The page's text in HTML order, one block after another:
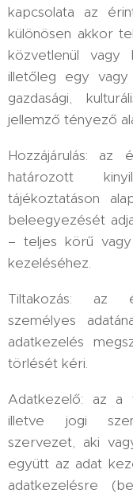
kapcsolata az
különösen akkor
közvetlenül
illetőleg egy vagy
gazdasági,
jellemző tényező
Hozzájárulás: az
határozott
tájékoztatáson
beleegyezését
– teljes körű
kezeléséhez.
Tiltakozás: az
személyes
adatkezelés
törlését kéri.
Adatkezelő: az a
illetve jogi
szervezet, aki
együtt az adat
adatkezelésre